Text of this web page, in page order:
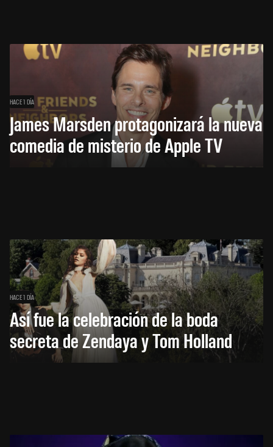
HACE 1 DÍA
James Marsden protagonizará la nueva
comedia de misterio de Apple TV
HACE 1 DÍA
Así fue la celebración de la boda
secreta de Zendaya y Tom Holland